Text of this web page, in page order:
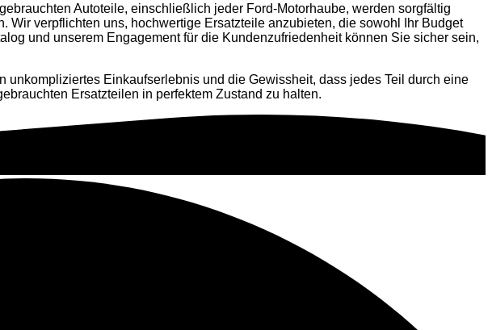
Autoteile, einschließlich jeder Ford-Motorhaube, werden sorgfältig
verpflichten uns, hochwertige Ersatzteile anzubieten, die sowohl Ihr Budget
und unserem Engagement für die Kundenzufriedenheit können Sie sicher sein,
Einkaufserlebnis und die Gewissheit, dass jedes Teil durch eine
Ersatzteilen in perfektem Zustand zu halten.